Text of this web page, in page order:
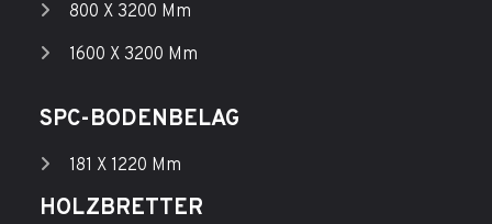
800 X 3200 Mm
1600 X 3200 Mm
SPC-BODENBELAG
181 X 1220 Mm
HOLZBRETTER